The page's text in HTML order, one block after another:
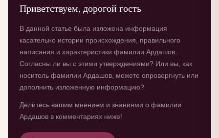
Приветствуем, дорогой гость
В данной статье была изложена информация
касательно истории происхождения, правильного
написания и характеристики фамилии Ардашов.
Согласны ли вы с этими утверждениями? Или вы, как
носитель фамилии Ардашов, можете опровергнуть или
дополнить изложенную информацию?
Делитесь вашим мнением и знаниями о фамилии
Ардашов в комментариях ниже!